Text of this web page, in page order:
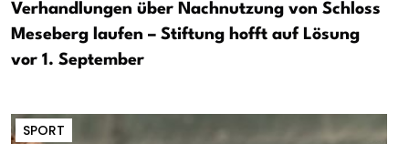
Verhandlungen über Nachnutzung von Schloss
Meseberg laufen – Stiftung hofft auf Lösung
vor 1. September
SPORT